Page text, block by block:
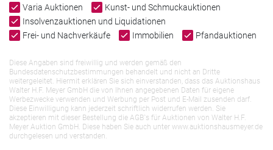
Varia Auktionen
Kunst- und Schmuckauktionen
Insolvenzauktionen und Liquidationen
Frei- und Nachverkäufe
Immobilien Pfandauktionen
Diese Angaben sind freiwillig und werden gemäß den
Bundesdatenschutzbestimmungen behandelt und nicht an Dritte
weitergeleitet. Hiermit erklären Sie sich einverstanden, dass das Auktionshaus
Walter H.F. Meyer GmbH die von Ihnen angegebenen Daten für eigene
Werbezwecke verwenden und Werbung per Post und E-Mail zusenden darf.
Diese Einwilligung kann jederzeit schriftlich widerrufen werden. Sie
akzeptieren mit dieser Bestellung die AGB`s für Auktionen von Walter H.F.
Meyer Auktion GmbH. Diese haben Sie auch unter www.auktionshausmeyer.de
durchgelesen und verstanden.